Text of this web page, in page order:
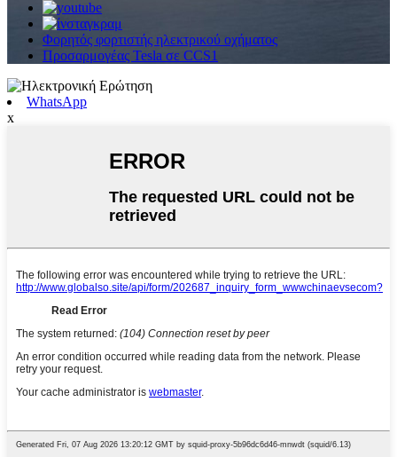
Φορητός φορτιστής ηλεκτρικού οχήματος
Προσαρμογέας Tesla σε CCS1
WhatsApp
x